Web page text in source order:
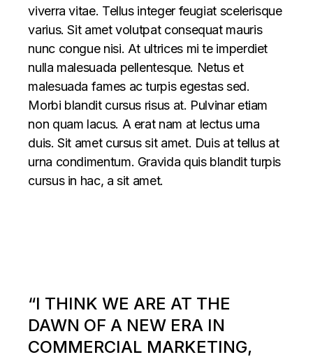
viverra vitae. Tellus integer feugiat scelerisque
varius. Sit amet volutpat consequat mauris
nunc congue nisi. At ultrices mi te imperdiet
nulla malesuada pellentesque. Netus et
malesuada fames ac turpis egestas sed.
Morbi blandit cursus risus at. Pulvinar etiam
non quam lacus. A erat nam at lectus urna
duis. Sit amet cursus sit amet. Duis at tellus at
urna condimentum. Gravida quis blandit turpis
cursus in hac, a sit amet.
“I THINK WE ARE AT THE
DAWN OF A NEW ERA IN
COMMERCIAL MARKETING,